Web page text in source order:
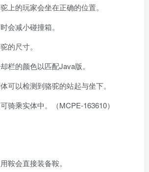
上的玩家会坐在正确的位置。
会减小碰撞箱。
的尺寸。
栏的颜色以匹配Java版。
可以检测到骆驼的站起与坐下。
骑乘实体中。（MCPE-163610）
鞍会直接装备鞍。